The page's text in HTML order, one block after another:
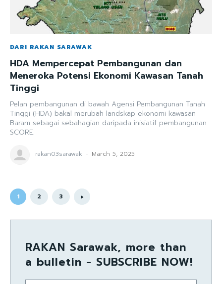
DARI RAKAN SARAWAK
HDA Mempercepat Pembangunan dan
Meneroka Potensi Ekonomi Kawasan Tanah
Tinggi
Pelan pembangunan di bawah Agensi Pembangunan Tanah
Tinggi (HDA) bakal merubah landskap ekonomi kawasan
Baram sebagai sebahagian daripada inisiatif pembangunan
SCORE.
rakan03sarawak - March 5, 2025
1 2 3
RAKAN Sarawak, more than
a bulletin - SUBSCRIBE NOW!